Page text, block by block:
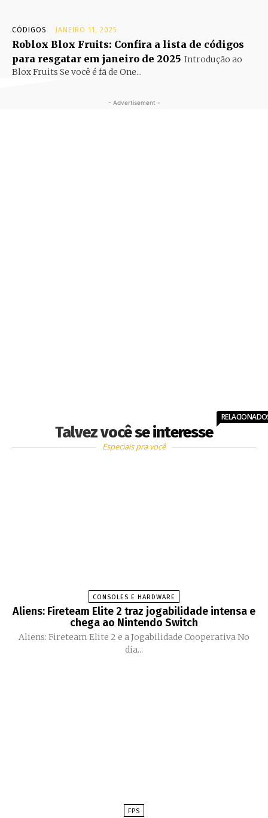
CÓDIGOS JANEIRO 11, 2025
Roblox Blox Fruits: Confira a lista de códigos
para resgatar em janeiro de 2025 Introdução ao
Blox Fruits Se você é fã de One...
- Advertisement -
Talvez você se interesse
Especiais pra você
CONSOLES E HARDWARE
Aliens: Fireteam Elite 2 traz jogabilidade intensa e
chega ao Nintendo Switch
Aliens: Fireteam Elite 2 e a Jogabilidade Cooperativa No
dia...
FPS